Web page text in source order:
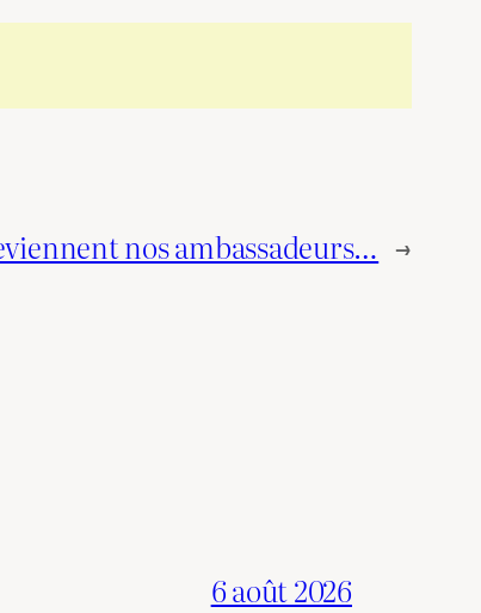
nos ambassadeurs… →
6 août 2026